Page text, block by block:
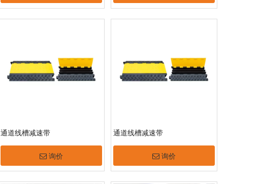
通道线槽减速带
询价
通道线槽减速带
询价